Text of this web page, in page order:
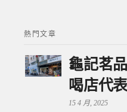
熱門文章
龜記茗
喝店代
15 4 月, 2025